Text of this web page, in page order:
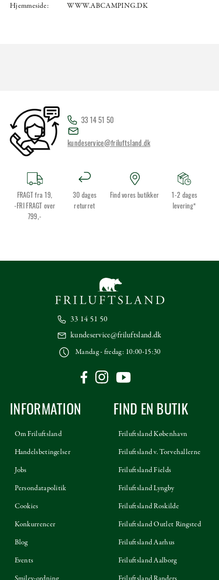
Hjemmeside:
WWW.ABCAMPING.DK
33 14 51 50
kundeservice@friluftsland.dk
FRAGT fra 19,
-FRI FRAGT over
799,-
30 dages
returret
Find vores butikker
1-2 dages
levering*
33 14 51 50
kundeservice@friluftsland.dk
Mandag - fredag: 10:00-15:30
INFORMATION
Om Friluftsland
Handelsbetingelser
Jobs
Persondatapolitik
Cookies
Konkurrencer
Blog
Events
FIND EN BUTIK
Friluftsland København
Friluftsland v. Torvehallerne
Friluftsland Fields
Friluftsland Lyngby
Friluftsland Roskilde
Friluftsland Outlet Ringsted
Friluftsland Aarhus
Friluftsland Aalborg